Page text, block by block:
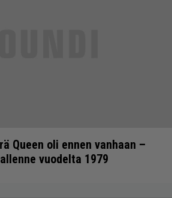
Queen oli ennen vanhaan –
vuodelta 1979